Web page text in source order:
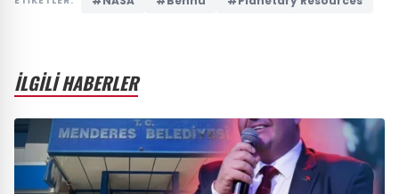
İLGİLİ HABERLER